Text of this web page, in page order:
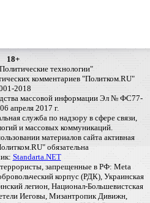
18+
технологии"
комментариев "Политком.RU"
2018
массовой информации Эл № ФС77-
апреля 2017 г.
служба по надзору в сфере связи,
и массовых коммуникаций.
материалов сайта активная
обязательна
Standarta.NET
запрещенные в РФ: Meta
корпус (РДК), Украинская
легион, Национал-Большевистская
Иеговы, Мизантропик Дивижн,